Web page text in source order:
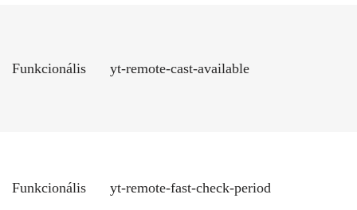
Funkcionális yt-remote-cast-available
Funkcionális yt-remote-fast-check-period